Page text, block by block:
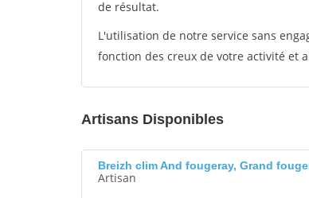
de résultat.
L'utilisation de notre service sans
fonction des creux de votre activité et
Artisans Disponibles
Breizh clim And fougeray, Grand
Artisan